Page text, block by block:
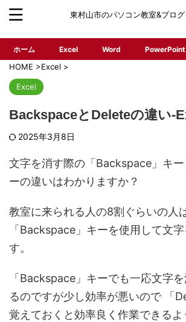
東村山市のパソコン教室&プロ
ホーム Excel Word PowerPoint
HOME >Excel >
Excel
BackspaceとDeleteの違い-
2025年3月8日
文字を消す際の「Backspace」キ
ーの違いはわかりますか？
教室に来られる人の8割ぐらいの人
「Backspace」キーを使用して文
す。
「Backspace」キーでも一応文字
るのですが少し効率が悪いので 「
覚えておくと効率良く作業できる